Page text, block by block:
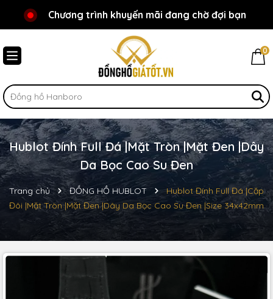
Chào mừng bạn đến với Đồnghồgiátốt.vn!
Chương trình khuyến mãi đang chờ đợi bạn
0
Hublot Đính Full Đá |Mặt Tròn |Mặt Đen |Dây
Da Bọc Cao Su Đen
Trang chủ ĐỒNG HỒ HUBLOT
Hublot Đính Full Đá |Cặp
Đôi |Mặt Tròn |Mặt Đen |Dây Da Bọc Cao Su Đen |Size 34x42mm